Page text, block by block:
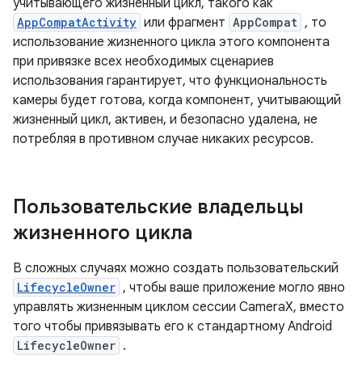
учитывающего жизненный цикл, такого как
AppCompatActivity или фрагмент AppCompat , то
использование жизненного цикла этого компонента
при привязке всех необходимых сценариев
использования гарантирует, что функциональность
камеры будет готова, когда компонент, учитывающий
жизненный цикл, активен, и безопасно удалена, не
потребляя в противном случае никаких ресурсов.
Пользовательские владельцы
жизненного цикла
В сложных случаях можно создать пользовательский
LifecycleOwner , чтобы ваше приложение могло явно
управлять жизненным циклом сессии CameraX, вместо
того чтобы привязывать его к стандартному Android
LifecycleOwner .